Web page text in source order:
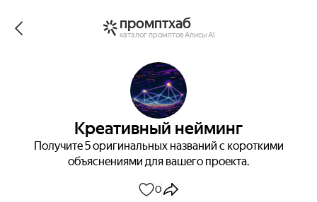
промптхаб
каталог промптов Алисы AI
Креативный нейминг
Получите 5 оригинальных названий с короткими
объяснениями для вашего проекта.
0